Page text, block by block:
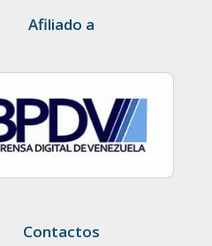
Afiliado a
Contactos